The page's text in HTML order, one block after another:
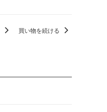
買い物を続ける